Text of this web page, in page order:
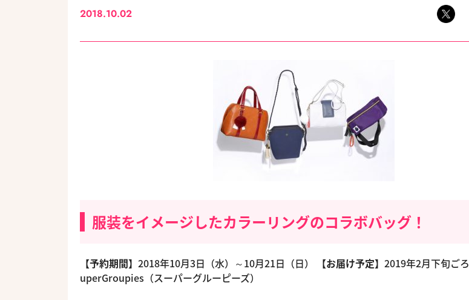
2018.10.02
服装をイメージしたカラーリングのコラボバッグ！
【予約期間】 2018年10月3日（水）～10月21日（日） 【お届け予定】 2019年2月下旬ごろ
uperGroupies（スーパーグルーピーズ）